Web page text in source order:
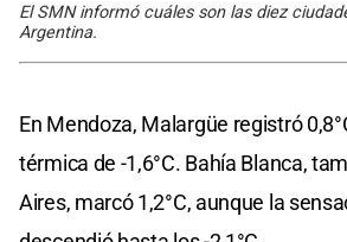
El SMN informó cuáles son las diez
Argentina.
En Mendoza, Malargüe registró
térmica de -1,6°C. Bahía Blanca,
Aires, marcó 1,2°C, aunque la